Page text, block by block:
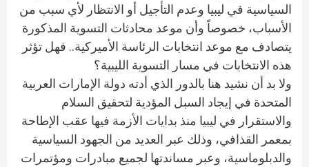
السياسية في ليبيا وعدم التأجيل أو الانتظار لأي سبب من
الأسباب، خصوصاً وأن موعد محادثات التسوية المذكورة
يتصادف مع موعد انتخابات الرئاسة الأميركية.. فهل تؤثر
هذه الانتخابات في مسار التسوية الليبية؟
ولا بد أن نشيد هنا بالدور الذي أدته دولة الإمارات العربية
المتحدة في إيجاد السبل المؤدية لتحقيق السلام
والاستقرار في ليبيا منذ بدايات الأزمة فيها عقب الإطاحة
بمعمر القذافي، وذلك عبر العديد من الجهود السياسية
والدبلوماسية، وعبر مساندتها لجميع مبادرات ومؤتمرات